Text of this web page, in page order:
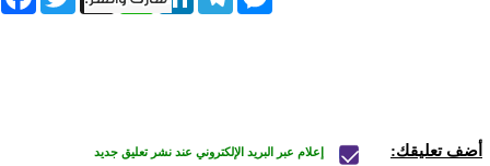
أضف تعليقك: إعلام عبر البريد الإلكتروني عند نشر تعليق جديد